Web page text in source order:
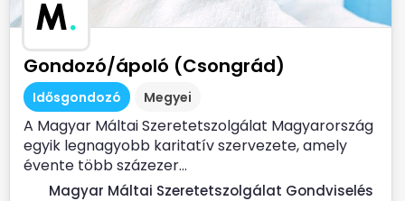
M.
Gondozó/ápoló (Csongrád)
Idősgondozó Megyei
A Magyar Máltai Szeretetszolgálat Magyarország
egyik legnagyobb karitatív szervezete, amely
évente több százezer...
Magyar Máltai Szeretetszolgálat Gondviselés